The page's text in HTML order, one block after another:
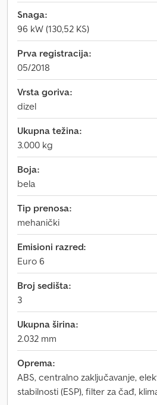
Snaga:
96 kW (130,52 KS)
Prva registracija:
05/2018
Vrsta goriva:
dizel
Ukupna težina:
3.000 kg
Boja:
bela
Tip prenosa:
mehanički
Emisioni razred:
Euro 6
Broj sedišta:
3
Ukupna širina:
2.032 mm
Oprema:
ABS, centralno zaključavanje,
stabilnosti (ESP), filter za čađ,